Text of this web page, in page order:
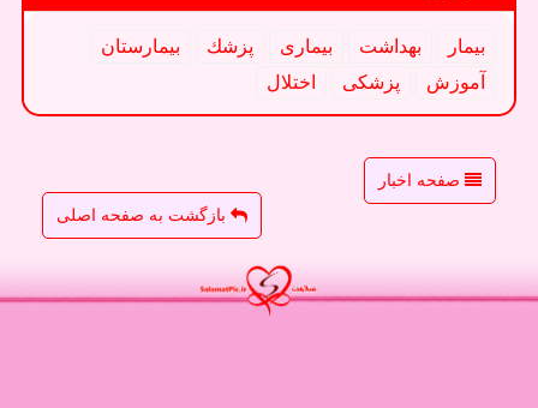
بیمار بهداشت بیماری پزشك
بیمارستان
آموزش
پزشكی اختلال
صفحه اخبار
بازگشت به صفحه اصلی